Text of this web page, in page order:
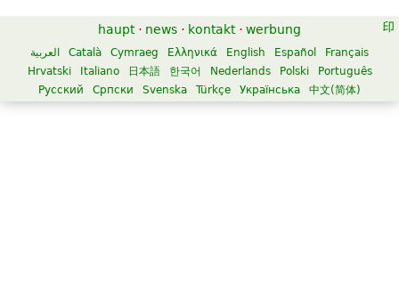
haupt · news · kontakt · werbung
العربية Català Cymraeg Ελληνικά English Español
Français
Hrvatski
Italiano 日本語 한국어 Nederlands Polski
Português
Русский
Српски Svenska Türkçe Українська 中文(简体)